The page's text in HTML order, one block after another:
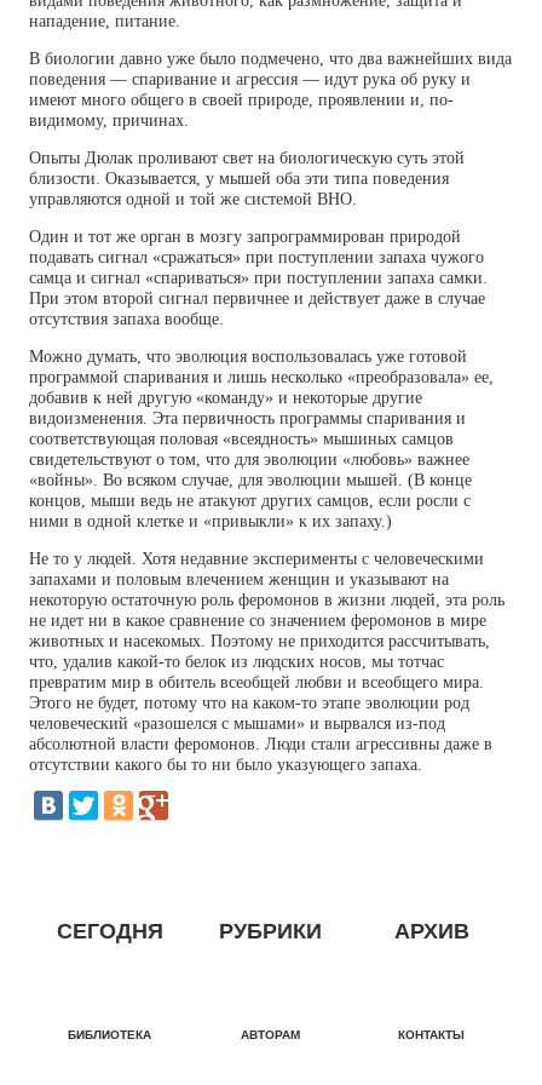
нападение, питание.
В биологии давно уже было подмечено, что два важнейших вида
поведения — спаривание и агрессия — идут рука об руку и
имеют много общего в своей природе, проявлении и, по-
видимому, причинах.
Опыты Дюлак проливают свет на биологическую суть этой
близости. Оказывается, у мышей оба эти типа поведения
управляются одной и той же системой ВНО.
Один и тот же орган в мозгу запрограммирован природой
подавать сигнал «сражаться» при поступлении запаха чужого
самца и сигнал «спариваться» при поступлении запаха самки.
При этом второй сигнал первичнее и действует даже в случае
отсутствия запаха вообще.
Можно думать, что эволюция воспользовалась уже готовой
программой спаривания и лишь несколько «преобразовала» ее,
добавив к ней другую «команду» и некоторые другие
видоизменения. Эта первичность программы спаривания и
соответствующая половая «всеядность» мышиных самцов
свидетельствуют о том, что для эволюции «любовь» важнее
«войны». Во всяком случае, для эволюции мышей. (В конце
концов, мыши ведь не атакуют других самцов, если росли с
ними в одной клетке и «привыкли» к их запаху.)
Не то у людей. Хотя недавние эксперименты с человеческими
запахами и половым влечением женщин и указывают на
некоторую остаточную роль феромонов в жизни людей, эта роль
не идет ни в какое сравнение со значением феромонов в мире
животных и насекомых. Поэтому не приходится рассчитывать,
что, удалив какой-то белок из людских носов, мы тотчас
превратим мир в обитель всеобщей любви и всеобщего мира.
Этого не будет, потому что на каком-то этапе эволюции род
человеческий «разошелся с мышами» и вырвался из-под
абсолютной власти феромонов. Люди стали агрессивны даже в
отсутствии какого бы то ни было указующего запаха.
СЕГОДНЯ РУБРИКИ АРХИВ
БИБЛИОТЕКА АВТОРАМ КОНТАКТЫ